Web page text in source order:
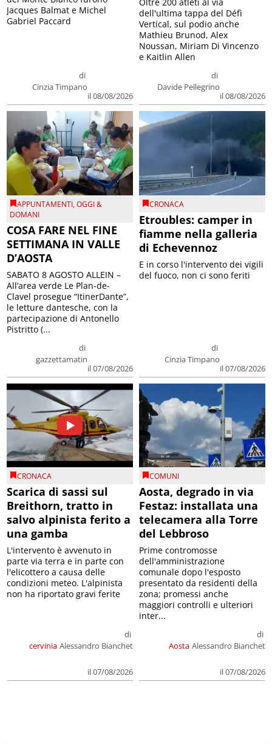
di
Cinzia Timpano
il 08/08/2026
Jacques Balmat e Michel
Gabriel Paccard
di
Davide Pellegrino
il 08/08/2026
dell'ultima tappa del Défì
Vertical, sul podio anche
Mathieu Brunod, Alex
Noussan, Miriam Di Vincenzo
e Kaitlin Allen
APPUNTAMENTI,OGGI &
DOMANI
COSA FARE NEL FINE
SETTIMANA IN VALLE
D’AOSTA
di
gazzettamatin
il 07/08/2026
SABATO 8 AGOSTO ALLEIN –
All’area verde Le Plan-de-
Clavel prosegue “ItinerDante”,
le letture dantesche, con la
partecipazione di Antonello
Pistritto (...
CRONACA
Etroubles: camper in
fiamme nella galleria
di Echevennoz
di
Cinzia Timpano
il 07/08/2026
E in corso l'intervento dei vigili
del fuoco, non ci sono feriti
CRONACA
Scarica di sassi sul
Breithorn, tratto in
salvo alpinista ferito a
una gamba
cervinia
di
Alessandro Bianchet
il 07/08/2026
L'intervento è avvenuto in
parte via terra e in parte con
l'elicottero a causa delle
condizioni meteo. L'alpinista
non ha riportato gravi ferite
COMUNI
Aosta, degrado in via
Festaz: installata una
telecamera alla Torre
del Lebbroso
Aosta
di
Alessandro Bianchet
il 07/08/2026
Prime contromosse
dell'amministrazione
comunale dopo l'esposto
presentato da residenti della
zona; promessi anche
maggiori controlli e ulteriori
inter...